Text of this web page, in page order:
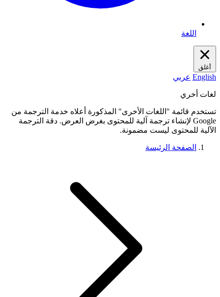
اللغة
أغلق
English عربي
لغات أخري
تستخدم قائمة "اللغات الأخرى" المذكورة أعلاه خدمة الترجمة من
Google لإنشاء ترجمة آلية للمحتوى بغرض العرض. دقة الترجمة
الآلية للمحتوى ليست مضمونة.
الصفحة الرئيسة